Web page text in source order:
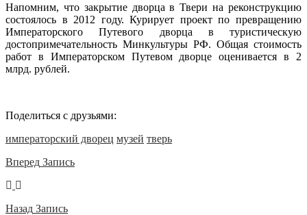
Напомним, что закрытие дворца в Твери на реконструкцию
состоялось в 2012 году. Курирует проект по превращению
Императорского Путевого дворца в туристическую
достопримечательность Минкультуры РФ. Общая стоимость
работ в Императорском Путевом дворце оценивается в 2
млрд. рублей.
Поделиться с друзьями:
императорский дворец музей тверь
Вперед Запись
Назад Запись